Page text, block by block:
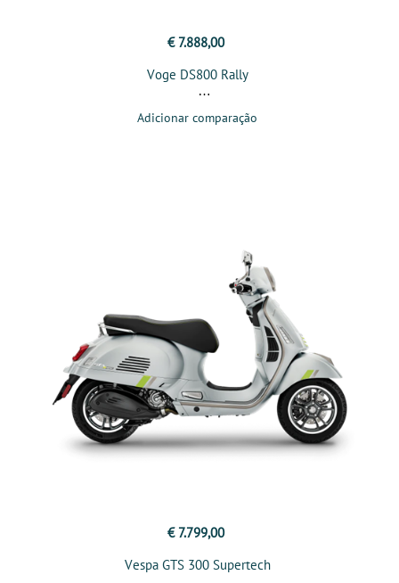
€ 7.888,00
Voge DS800 Rally
Adicionar comparação
€ 7.799,00
Vespa GTS 300 Supertech